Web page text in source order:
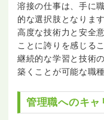
溶接の仕事は、手に
的な選択肢となります
高度な技術力と安全
ことに誇りを感じる
継続的な学習と技術
築くことが可能な職種
管理職へのキャ